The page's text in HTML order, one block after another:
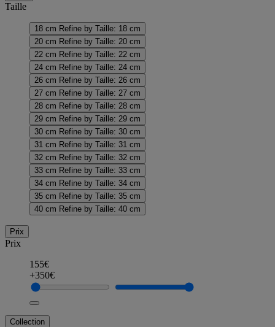
Taille
18 cm Refine by Taille: 18 cm
20 cm Refine by Taille: 20 cm
22 cm Refine by Taille: 22 cm
24 cm Refine by Taille: 24 cm
26 cm Refine by Taille: 26 cm
27 cm Refine by Taille: 27 cm
28 cm Refine by Taille: 28 cm
29 cm Refine by Taille: 29 cm
30 cm Refine by Taille: 30 cm
31 cm Refine by Taille: 31 cm
32 cm Refine by Taille: 32 cm
33 cm Refine by Taille: 33 cm
34 cm Refine by Taille: 34 cm
35 cm Refine by Taille: 35 cm
40 cm Refine by Taille: 40 cm
Prix
Prix
155€
+350€
Collection